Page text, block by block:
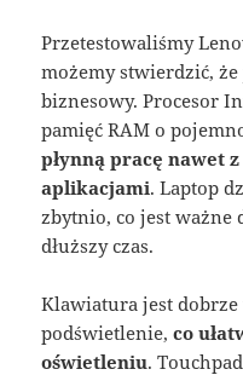
Przetestowaliśmy
możemy stwierdzić,
biznesowy. Procesor
pamięć RAM o
płynną pracę nawet
aplikacjami. Laptop
zbytnio, co jest ważne
dłuższy czas.
Klawiatura jest
podświetlenie,co
oświetleniu.